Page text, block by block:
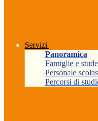
Servizi
Panoramica
Famiglie e
Personale
Percorsi di